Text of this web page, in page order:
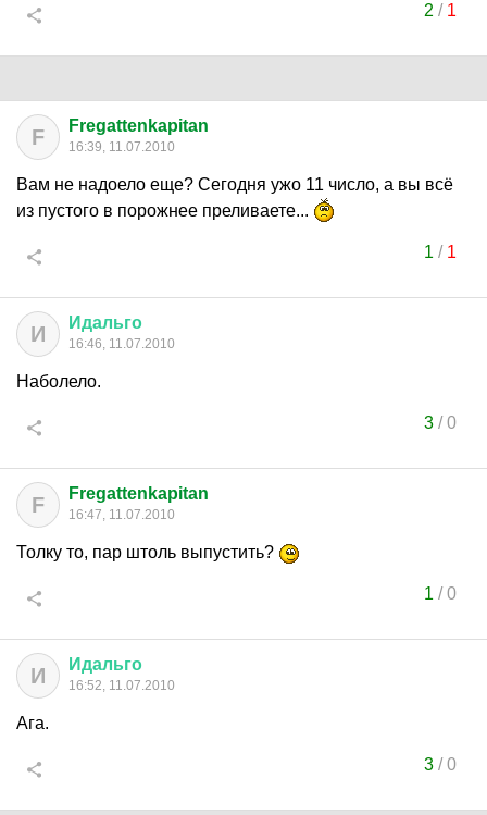
2 / 1
F Fregattenkapitan
16:39, 11.07.2010
Вам не надоело еще? Сегодня ужо 11 число, а вы всё
из пустого в порожнее преливаете...
1 / 1
И Идальго
16:46, 11.07.2010
Наболело.
3/0
F Fregattenkapitan
16:47, 11.07.2010
Толку то, пар штоль выпустить?
1 /0
И Идальго
16:52, 11.07.2010
Ага.
3/0